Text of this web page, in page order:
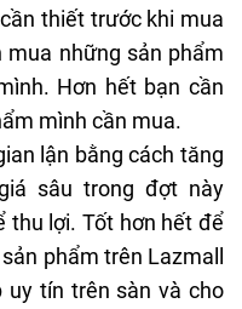
thiết trước khi mua
mua những sản phẩm
Hơn hết bạn cần
mình cần mua.
lận bằng cách tăng
sâu trong đợt này
thu lợi. Tốt hơn hết để
phẩm trên Lazmall
tín trên sàn và cho